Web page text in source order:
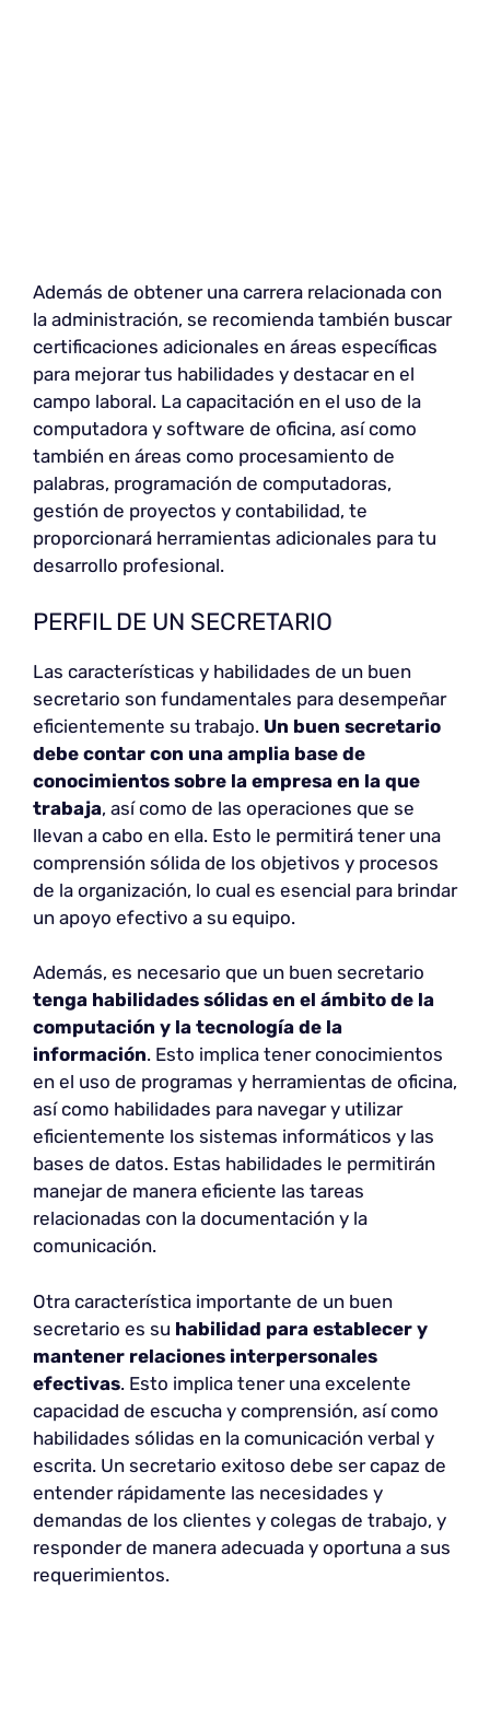
Además de obtener una carrera relacionada con
la administración, se recomienda también buscar
certificaciones adicionales en áreas específicas
para mejorar tus habilidades y destacar en el
campo laboral. La capacitación en el uso de la
computadora y software de oficina, así como
también en áreas como procesamiento de
palabras, programación de computadoras,
gestión de proyectos y contabilidad, te
proporcionará herramientas adicionales para tu
desarrollo profesional.
PERFIL DE UN SECRETARIO
Las características y habilidades de un buen
secretario son fundamentales para desempeñar
eficientemente su trabajo. Un buen secretario
debe contar con una amplia base de
conocimientos sobre la empresa en la que
trabaja, así como de las operaciones que se
llevan a cabo en ella. Esto le permitirá tener una
comprensión sólida de los objetivos y procesos
de la organización, lo cual es esencial para brindar
un apoyo efectivo a su equipo.
Además, es necesario que un buen secretario
tenga habilidades sólidas en el ámbito de la
computación y la tecnología de la
información. Esto implica tener conocimientos
en el uso de programas y herramientas de oficina,
así como habilidades para navegar y utilizar
eficientemente los sistemas informáticos y las
bases de datos. Estas habilidades le permitirán
manejar de manera eficiente las tareas
relacionadas con la documentación y la
comunicación.
Otra característica importante de un buen
secretario es su habilidad para establecer y
mantener relaciones interpersonales
efectivas. Esto implica tener una excelente
capacidad de escucha y comprensión, así como
habilidades sólidas en la comunicación verbal y
escrita. Un secretario exitoso debe ser capaz de
entender rápidamente las necesidades y
demandas de los clientes y colegas de trabajo, y
responder de manera adecuada y oportuna a sus
requerimientos.